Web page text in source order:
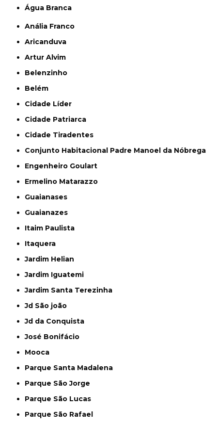
Água Branca
Anália Franco
Aricanduva
Artur Alvim
Belenzinho
Belém
Cidade Líder
Cidade Patriarca
Cidade Tiradentes
Conjunto Habitacional Padre Manoel da Nóbrega
Engenheiro Goulart
Ermelino Matarazzo
Guaianases
Guaianazes
Itaim Paulista
Itaquera
Jardim Helian
Jardim Iguatemi
Jardim Santa Terezinha
Jd São joão
Jd da Conquista
José Bonifácio
Mooca
Parque Santa Madalena
Parque São Jorge
Parque São Lucas
Parque São Rafael